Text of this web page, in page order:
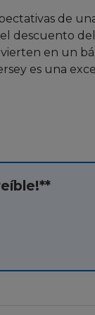
de
descuento del
en un
es una